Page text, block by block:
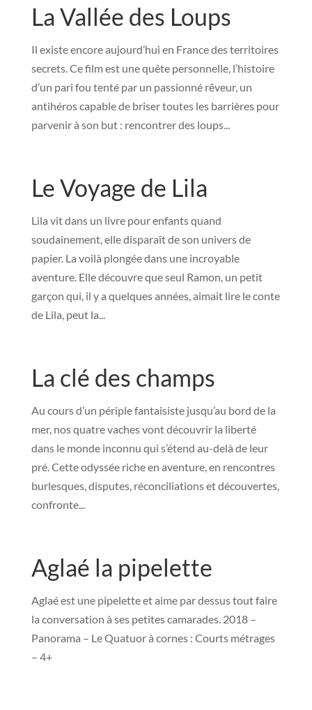
La Vallée des Loups
Il existe encore aujourd’hui en France des territoires
secrets. Ce film est une quête personnelle, l’histoire
d’un pari fou tenté par un passionné rêveur, un
antihéros capable de briser toutes les barrières pour
parvenir à son but : rencontrer des loups...
Le Voyage de Lila
Lila vit dans un livre pour enfants quand
soudainement, elle disparaît de son univers de
papier. La voilà plongée dans une incroyable
aventure. Elle découvre que seul Ramon, un petit
garçon qui, il y a quelques années, aimait lire le conte
de Lila, peut la...
La clé des champs
Au cours d’un périple fantaisiste jusqu’au bord de la
mer, nos quatre vaches vont découvrir la liberté
dans le monde inconnu qui s’étend au-delà de leur
pré. Cette odyssée riche en aventure, en rencontres
burlesques, disputes, réconciliations et découvertes,
confronte...
Aglaé la pipelette
Aglaé est une pipelette et aime par dessus tout faire
la conversation à ses petites camarades. 2018 –
Panorama – Le Quatuor à cornes : Courts métrages
– 4+